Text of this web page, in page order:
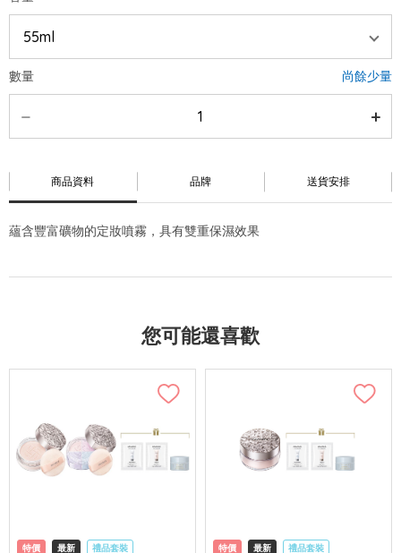
數量 尚餘少量
商品資料 品牌 送貨安排
蘊含豐富礦物的定妝噴霧，具有雙重保濕效果
您可能還喜歡
特價 最新 禮品套裝 特價 最新 禮品套裝